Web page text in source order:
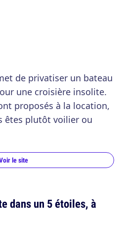
de privatiser un bateau
une croisière insolite.
proposés à la location,
êtes plutôt voilier ou
le site
dans un 5 étoiles, à